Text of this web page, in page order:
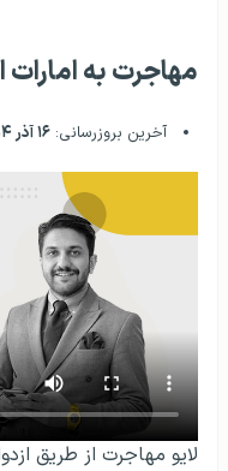
مهاجرت به امارات
آخرین بروزرسانی: ۱۶ آذر ۱۴۰۴
لایو مهاجرت از طریق